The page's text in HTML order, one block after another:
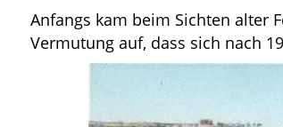
Anfangs kam beim Sichten alter
Vermutung auf, dass sich nach